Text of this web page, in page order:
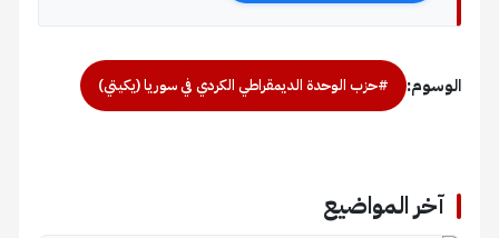
الوسوم: #حزب الوحدة الديمقراطي الكردي في سوريا (يكيتي)
آخر المواضيع